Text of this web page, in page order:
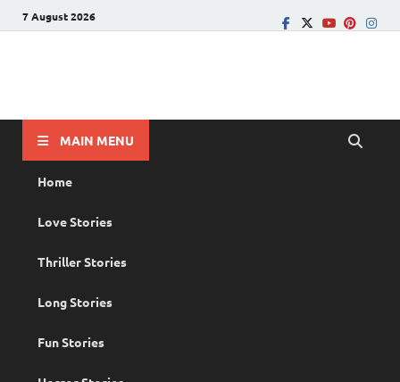
7 August 2026
MAIN MENU
Home
Love Stories
Thriller Stories
Long Stories
Fun Stories